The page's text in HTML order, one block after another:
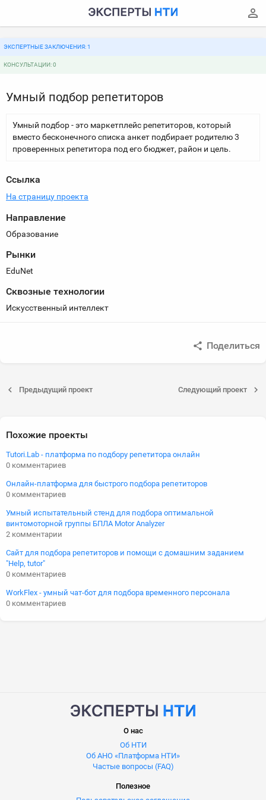
ЭКСПЕРТНЫЕ ЗАКЛЮЧЕНИЯ: 1
КОНСУЛЬТАЦИИ: 0
Умный подбор репетиторов
Умный подбор - это маркетплейс репетиторов, который
вместо бесконечного списка анкет подбирает родителю 3
проверенных репетитора под его бюджет, район и цель.
Ссылка
На страницу проекта
Направление
Образование
Рынки
EduNet
Сквозные технологии
Искусственный интеллект
Поделиться
Предыдущий проект Следующий проект
Похожие проекты
Tutori.Lab - платформа по подбору репетитора онлайн
0 комментариев
Онлайн-платформа для быстрого подбора репетиторов
0 комментариев
Умный испытательный стенд для подбора оптимальной
винтомоторной группы БПЛА Motor Analyzer
2 комментарии
Сайт для подбора репетиторов и помощи с домашним заданием
"Help, tutor"
0 комментариев
WorkFlex - умный чат-бот для подбора временного персонала
0 комментариев
О нас
Об НТИ
Об АНО «Платформа НТИ»
Частые вопросы (FAQ)
Полезное